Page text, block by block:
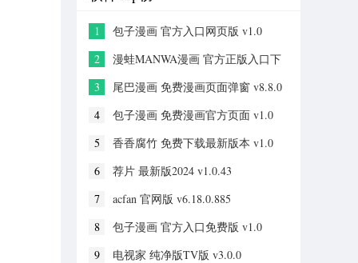
1
包子漫画 官方入口网页版 v1.0
2
漫蛙MANWA漫画 官方正版入口下
3
尾巴漫画 免费漫画页面弹窗 v8.8.0
4
包子漫画 免费漫画官方页面 v1.0
5
香香腐竹 免费下载最新版本 v1.0
6
荐片 最新版2024 v1.0.43
7
acfan 官网版 v6.18.0.885
8
包子漫画 官方入口免费版 v1.0
9
电视家 纯净版TV版 v3.0.0